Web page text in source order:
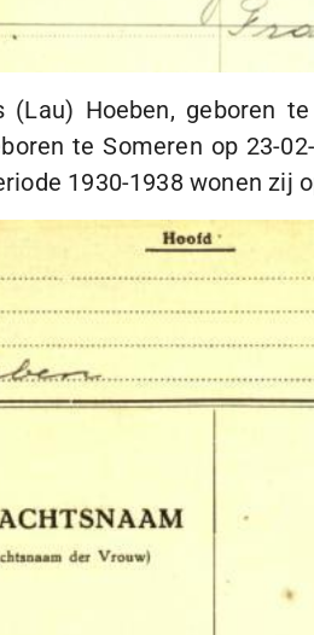
(Lau) Hoeben, geboren
te Someren op 23-
1930-1938 wonen zij